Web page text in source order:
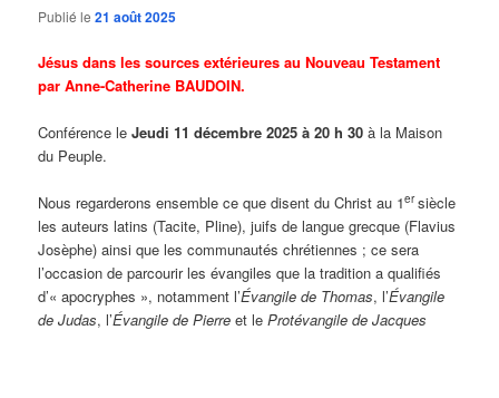
Publié le21 août 2025
Jésus dans les sources extérieures au Nouveau Testament
par Anne-Catherine BAUDOIN.
Conférence leJeudi 11 décembre 2025 à 20 h 30à la Maison
du Peuple.
Nous regarderons ensemble ce que disent du Christ au 1ersiècle
les auteurs latins (Tacite, Pline), juifs de langue grecque (Flavius
Josèphe) ainsi que les communautés chrétiennes ; ce sera
l’occasion de parcourir les évangiles que la tradition a qualifiés
d’« apocryphes », notamment l’Évangile de Thomas, l’Évangile
de Judas, l’Évangile de Pierre et leProtévangile de Jacques